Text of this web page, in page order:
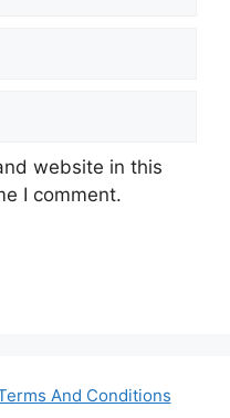
website in this
I comment.
And Conditions